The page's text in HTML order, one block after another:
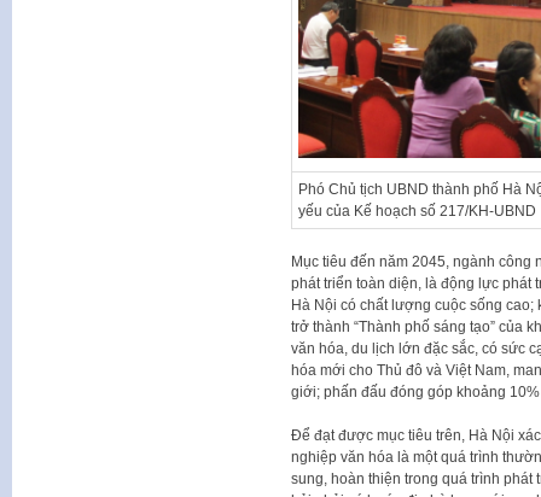
Phó Chủ tịch UBND thành phố Hà
yếu của Kế hoạch số 217/KH-UBND
Mục tiêu đến năm 2045, ngành công
phát triển toàn diện, là động lực phát
Hà Nội có chất lượng cuộc sống cao;
trở thành “Thành phố sáng tạo” của
văn hóa, du lịch lớn đặc sắc, có sức
hóa mới cho Thủ đô và Việt Nam,
giới; phấn đấu đóng góp khoảng
Để đạt được mục tiêu trên, Hà Nội
nghiệp văn hóa là một quá trình
sung, hoàn thiện trong quá trình